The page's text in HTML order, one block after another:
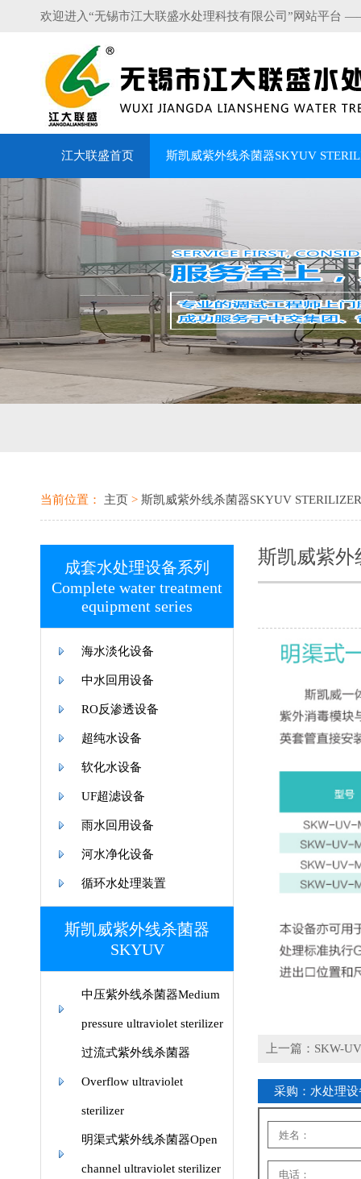
欢迎进入“无锡市江大联盛水处理科技有限公司”网站平台
江大联盛首页 斯凯威紫外线杀菌器SKYUV
当前位置： 主页 > 斯凯威紫外线杀菌器SKYUV STERILIZER
成套水处理设备系列
Complete water treatment
equipment series
海水淡化设备
中水回用设备
RO反渗透设备
超纯水设备
软化水设备
UF超滤设备
雨水回用设备
河水净化设备
循环水处理装置
斯凯威紫外线杀菌器
SKYUV
中压紫外线杀菌器Medium
pressure ultraviolet sterilizer
过流式紫外线杀菌器
Overflow ultraviolet
sterilizer
明渠式紫外线杀菌器Open
channel ultraviolet sterilizer
斯凯威紫外
上一篇：SKW-
采购：水处理设